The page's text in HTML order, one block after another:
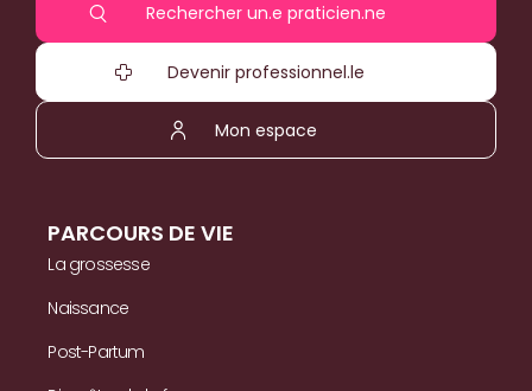
Rechercher un.e praticien.ne
Devenir professionnel.le
Mon espace
PARCOURS DE VIE
La grossesse
Naissance
Post-Partum